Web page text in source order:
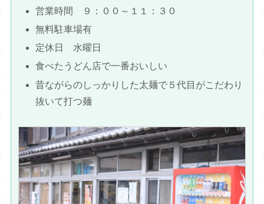
営業時間 ９：００～１１：３０
無料駐車場有
定休日 水曜日
食べたうどん店で一番おいしい
昔ながらのしっかりした太麺で５代目がこだわり
抜いて打つ麺